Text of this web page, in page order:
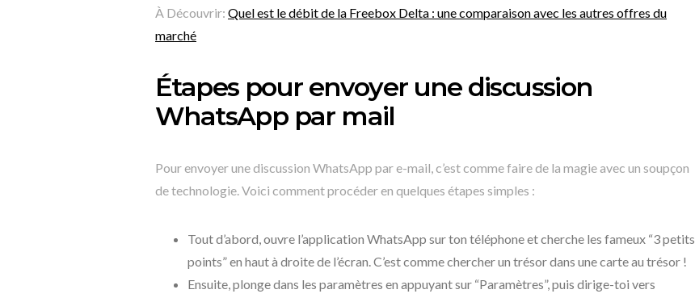
À Découvrir: Quel est le débit de la Freebox Delta : une comparaison avec les autres offres du
marché
Étapes pour envoyer une discussion
WhatsApp par mail
Pour envoyer une discussion WhatsApp par e-mail, c’est comme faire de la magie avec un soupçon
de technologie. Voici comment procéder en quelques étapes simples :
Tout d’abord, ouvre l’application WhatsApp sur ton téléphone et cherche les fameux “3 petits
points” en haut à droite de l’écran. C’est comme chercher un trésor dans une carte au trésor !
Ensuite, plonge dans les paramètres en appuyant sur “Paramètres”, puis dirige-toi vers